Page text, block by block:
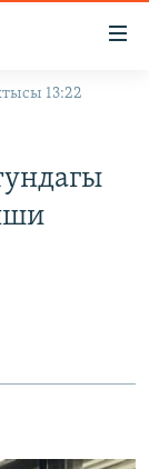
13:22